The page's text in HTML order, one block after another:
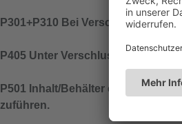
P301+P310 Bei Verschlucken:
P405 Unter Verschluss
P501 Inhalt/Behälter
zuführen.